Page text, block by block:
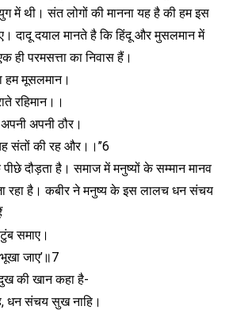
में थी। संत लोगों की मानना यह है की हम इस
दादू दयाल मानते है कि हिंदू और मुसलमान में
ही परमसत्ता का निवास हैं।
हम मूसलमान।
रहिमान।।
अपनी ठौर।
संतों की रह और।।’’6
दौड़ता है। समाज में मनुष्यों के सम्मान मानव
रहा है। कबीर ने मनुष्य के इस लालच धन संचय
समाए।
जाए’॥7
की खान कहा है-
धन संचय सुख नाहि।